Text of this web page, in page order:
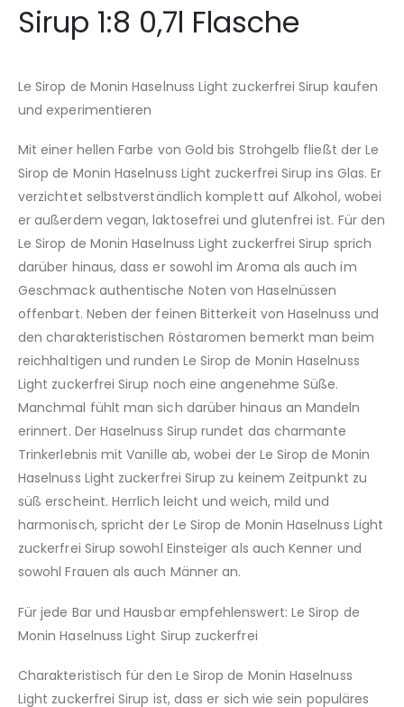
Sirup 1:8 0,7l Flasche
Le Sirop de Monin Haselnuss Light zuckerfrei Sirup kaufen
und experimentieren
Mit einer hellen Farbe von Gold bis Strohgelb fließt der Le
Sirop de Monin Haselnuss Light zuckerfrei Sirup ins Glas. Er
verzichtet selbstverständlich komplett auf Alkohol, wobei
er außerdem vegan, laktosefrei und glutenfrei ist. Für den
Le Sirop de Monin Haselnuss Light zuckerfrei Sirup sprich
darüber hinaus, dass er sowohl im Aroma als auch im
Geschmack authentische Noten von Haselnüssen
offenbart. Neben der feinen Bitterkeit von Haselnuss und
den charakteristischen Röstaromen bemerkt man beim
reichhaltigen und runden Le Sirop de Monin Haselnuss
Light zuckerfrei Sirup noch eine angenehme Süße.
Manchmal fühlt man sich darüber hinaus an Mandeln
erinnert. Der Haselnuss Sirup rundet das charmante
Trinkerlebnis mit Vanille ab, wobei der Le Sirop de Monin
Haselnuss Light zuckerfrei Sirup zu keinem Zeitpunkt zu
süß erscheint. Herrlich leicht und weich, mild und
harmonisch, spricht der Le Sirop de Monin Haselnuss Light
zuckerfrei Sirup sowohl Einsteiger als auch Kenner und
sowohl Frauen als auch Männer an.
Für jede Bar und Hausbar empfehlenswert: Le Sirop de
Monin Haselnuss Light Sirup zuckerfrei
Charakteristisch für den Le Sirop de Monin Haselnuss
Light zuckerfrei Sirup ist, dass er sich wie sein populäres